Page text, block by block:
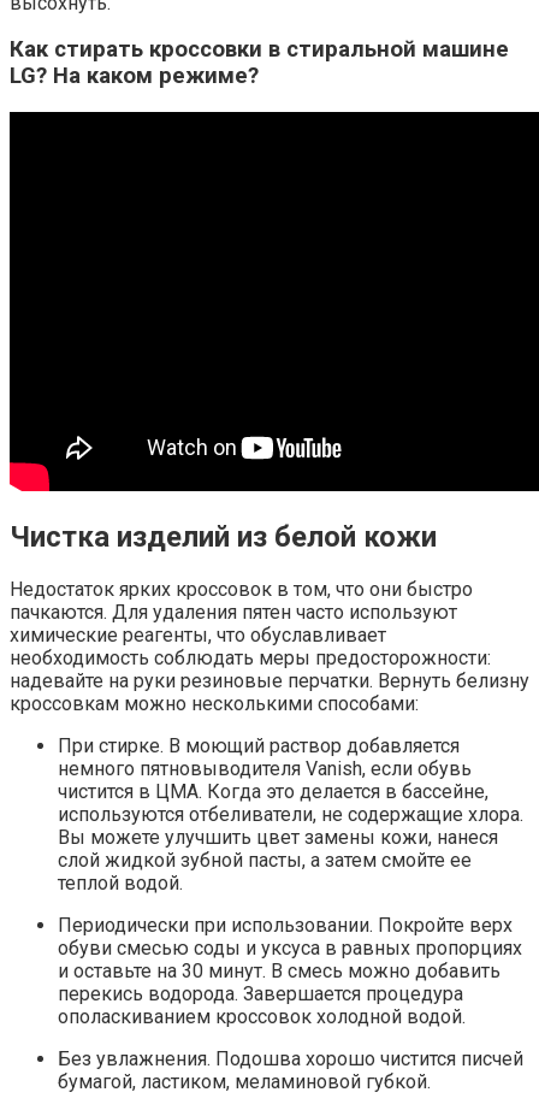
Как стирать кроссовки в стиральной машине
LG? На каком режиме?
Чистка изделий из белой кожи
Недостаток ярких кроссовок в том, что они быстро
пачкаются. Для удаления пятен часто используют
химические реагенты, что обуславливает
необходимость соблюдать меры предосторожности:
надевайте на руки резиновые перчатки. Вернуть белизну
кроссовкам можно несколькими способами:
При стирке. В моющий раствор добавляется
немного пятновыводителя Vanish, если обувь
чистится в ЦМА. Когда это делается в бассейне,
используются отбеливатели, не содержащие хлора.
Вы можете улучшить цвет замены кожи, нанеся
слой жидкой зубной пасты, а затем смойте ее
теплой водой.
Периодически при использовании. Покройте верх
обуви смесью соды и уксуса в равных пропорциях
и оставьте на 30 минут. В смесь можно добавить
перекись водорода. Завершается процедура
ополаскиванием кроссовок холодной водой.
Без увлажнения. Подошва хорошо чистится писчей
бумагой, ластиком, меламиновой губкой.